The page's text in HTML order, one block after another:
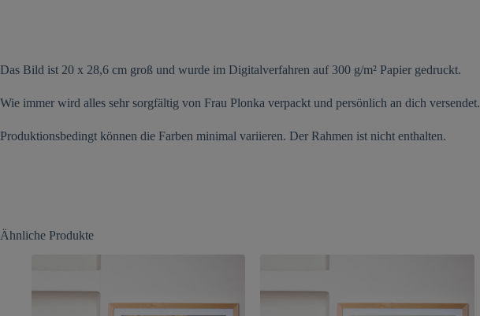
Das Bild ist 20 x 28,6 cm groß und wurde im Digitalverfahren auf 300 g/m² Papier gedruckt.
Wie immer wird alles sehr sorgfältig von Frau Plonka verpackt und persönlich an dich versendet.
Produktionsbedingt können die Farben minimal variieren. Der Rahmen ist nicht enthalten.
Ähnliche Produkte